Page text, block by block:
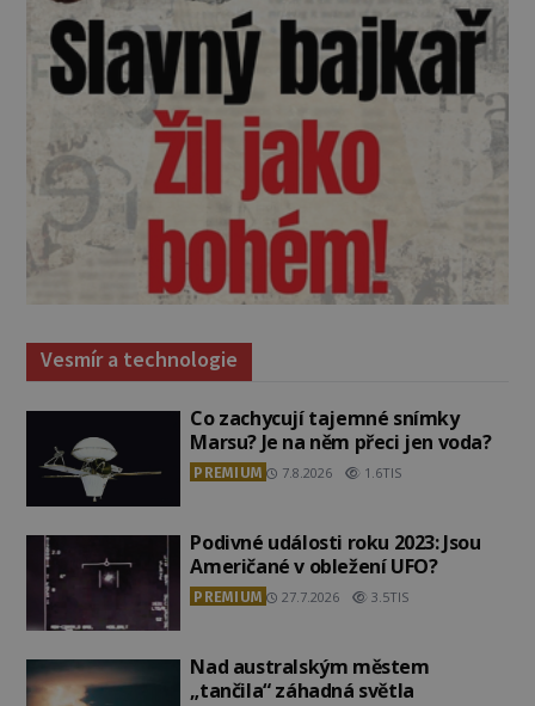
Vesmír a technologie
Co zachycují tajemné snímky
Marsu? Je na něm přeci jen voda?
PREMIUM 7.8.2026 1.6TIS
Podivné události roku 2023: Jsou
Američané v obležení UFO?
PREMIUM 27.7.2026 3.5TIS
Nad australským městem
„tančila“ záhadná světla